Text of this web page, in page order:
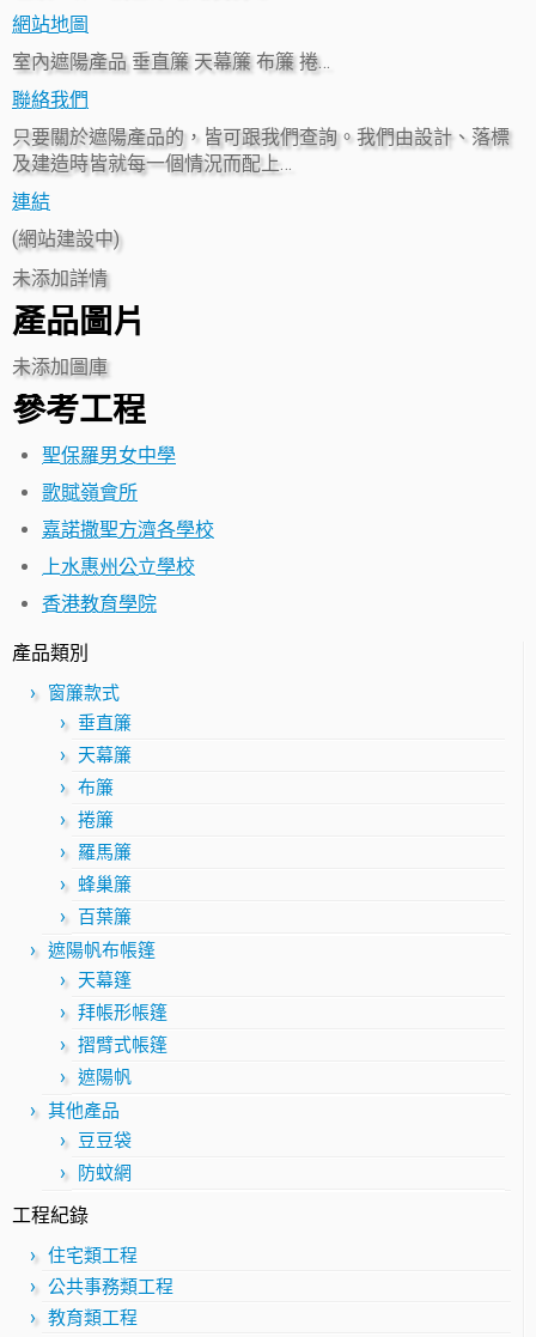
網站地圖
室內遮陽產品 垂直簾 天幕簾 布簾 捲…
聯絡我們
只要關於遮陽產品的，皆可跟我們查詢。我們由設計、落標
及建造時皆就每一個情況而配上…
連結
(網站建設中)
未添加詳情
產品圖片
未添加圖庫
參考工程
聖保羅男女中學
歌賦嶺會所
嘉諾撒聖方濟各學校
上水惠州公立學校
香港教育學院
產品類別
窗簾款式
垂直簾
天幕簾
布簾
捲簾
羅馬簾
蜂巢簾
百葉簾
遮陽帆布帳篷
天幕篷
拜帳形帳篷
摺臂式帳篷
遮陽帆
其他產品
豆豆袋
防蚊網
工程紀錄
住宅類工程
公共事務類工程
教育類工程